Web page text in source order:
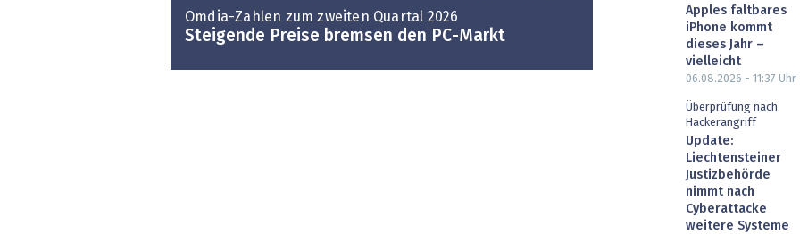
Omdia-Zahlen zum zweiten Quartal 2026
Steigende Preise bremsen den PC-Markt
Apples faltbares
iPhone kommt
dieses Jahr –
vielleicht
06.08.2026 - 11:37 Uhr
Überprüfung nach
Hackerangriff
Update:
Liechtensteiner
Justizbehörde
nimmt nach
Cyberattacke
weitere Systeme